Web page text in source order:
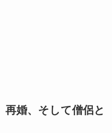
再婚、そして僧侶と